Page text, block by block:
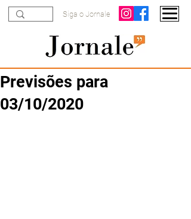
Siga o Jornale
Previsões para
03/10/2020